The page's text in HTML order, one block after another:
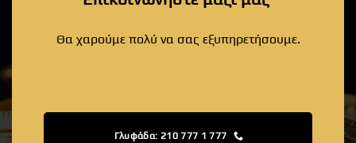
Θα χαρούμε πολύ να σας εξυπηρετήσουμε.
Γλυφάδα: 210 777 1 777